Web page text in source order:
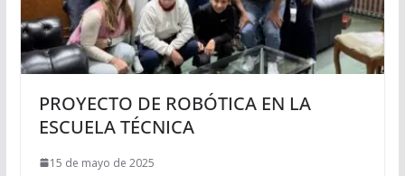
PROYECTO DE ROBÓTICA EN LA
ESCUELA TÉCNICA
15 de mayo de 2025